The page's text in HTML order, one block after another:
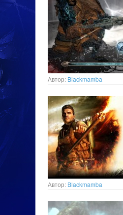
Автор: Blackmamba
Автор: Blackmamba